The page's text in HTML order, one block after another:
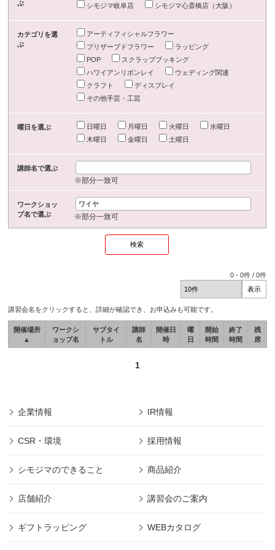
ぶ シモジマ岐阜店 シモジマ心斎橋店（大阪）
カテゴリを選
ぶ
アーティフィシャルフラワー
プリザーブドフラワー
ラッピング
POP
スクラップブッキング
ハワイアンリボンレイ
ウェディング関連
クラフト
ディスプレイ
その他手芸・工芸
曜日を選ぶ 日曜日 月曜日 火曜日
水曜日
木曜日
金曜日 土曜日
講師名で選ぶ
※部分一致可
ワークショッ
プ名で選ぶ
※部分一致可
0 -0件 /0件
講習会名をクリックすると、詳細が確認でき、お申込みも可能です。
開催場所
▲
ワークシ
ョップ名
サブタイ
トル
講師
名
開催日
時
曜
日
開始
時間
終了
時間
残
席
1
企業情報 IR情報
CSR・環境 採用情報
シモジマのできること 商品紹介
店舗紹介 講習会のご案内
ギフトラッピング WEBカタログ